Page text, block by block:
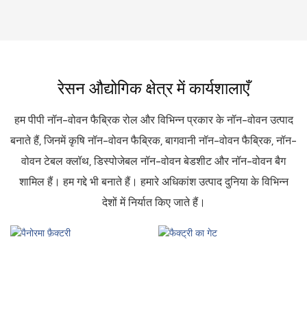
रेसन औद्योगिक क्षेत्र में कार्यशालाएँ
हम पीपी नॉन-वोवन फैब्रिक रोल और विभिन्न प्रकार के नॉन-वोवन उत्पाद
बनाते हैं, जिनमें कृषि नॉन-वोवन फैब्रिक, बागवानी नॉन-वोवन फैब्रिक, नॉन-
वोवन टेबल क्लॉथ, डिस्पोजेबल नॉन-वोवन बेडशीट और नॉन-वोवन बैग
शामिल हैं। हम गद्दे भी बनाते हैं। हमारे अधिकांश उत्पाद दुनिया के विभिन्न
देशों में निर्यात किए जाते हैं।